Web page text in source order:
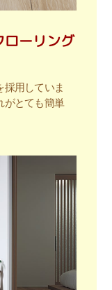
ローリング
採用していま
がとても簡単